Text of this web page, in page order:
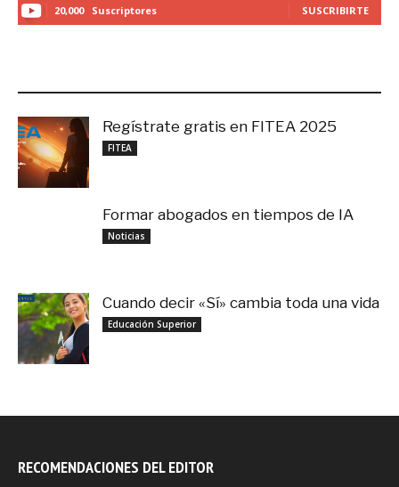
20,000 Suscriptores SUSCRIBIRTE
Regístrate gratis en FITEA 2025
FITEA
Formar abogados en tiempos de IA
Noticias
Cuando decir «Sí» cambia toda una vida
Educación Superior
RECOMENDACIONES DEL EDITOR